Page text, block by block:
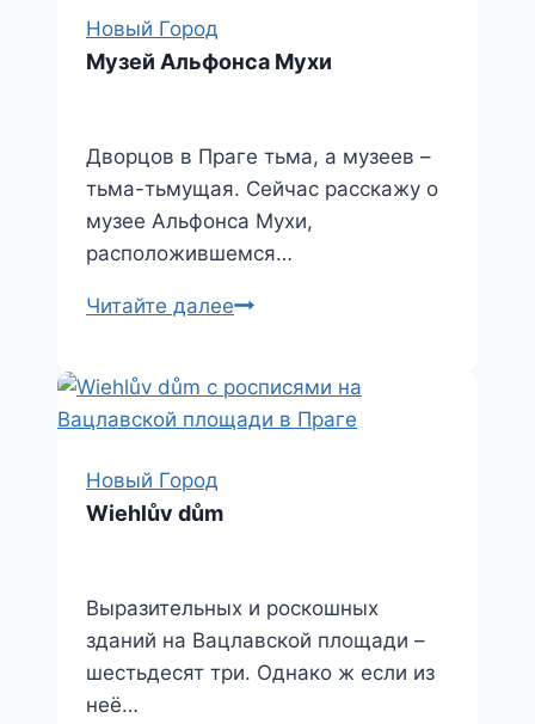
Новый Город
Музей Альфонса Мухи
Дворцов в Праге тьма, а музеев –
тьма-тьмущая. Сейчас расскажу о
музее Альфонса Мухи,
расположившемся…
Читайте далееМузей
Новый Город
Wiehlův dům
Выразительных и роскошных
зданий на Вацлавской площади –
шестьдесят три. Однако ж если из
неё…